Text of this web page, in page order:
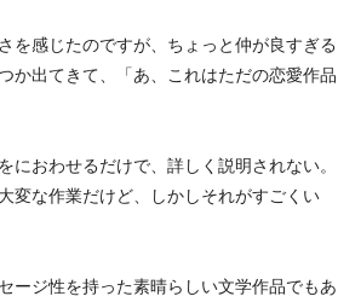
感じたのですが、ちょっと仲が良すぎる
か出てきて、「あ、これはただの恋愛作品
おわせるだけで、詳しく説明されない。
変な作業だけど、しかしそれがすごくい
ジ性を持った素晴らしい文学作品でもあ